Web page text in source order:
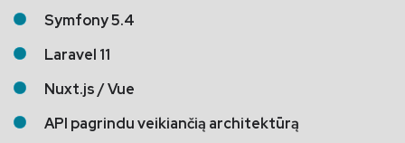
Symfony 5.4
Laravel 11
Nuxt.js / Vue
API pagrindu veikiančią architektūrą